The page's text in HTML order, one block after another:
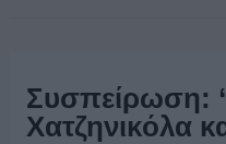
Συσπείρωση:
Χατζηνικόλα